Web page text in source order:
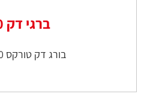
ברגי דק 6/150
בורג דק טורקס 6/1500 בורג